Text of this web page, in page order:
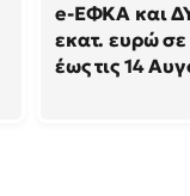
e-ΕΦΚΑ και
εκατ. ευρώ σε
έως τις 14